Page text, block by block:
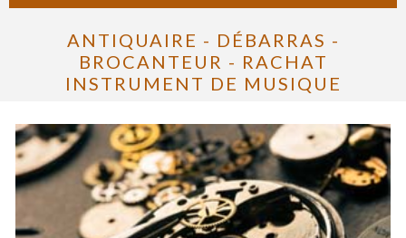
ANTIQUAIRE - DÉBARRAS -
BROCANTEUR - RACHAT
INSTRUMENT DE MUSIQUE